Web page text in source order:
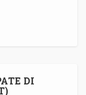
DI